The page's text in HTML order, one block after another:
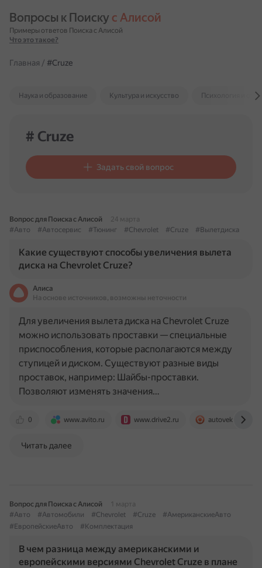
Вопросы к Поиску с Алисой
Примеры ответов Поиска с Алисой
Что это такое?
Главная / #Cruze
Наука и образование Культура и искусство Психология и
# Cruze
Задать свой вопрос
Вопрос для Поиска с Алисой
24 марта
#Авто
#Автосервис #Тюнинг #Chevrolet #Cruze #Вылетдиска
Какие существуют способы увеличения вылета
диска на Chevrolet Cruze?
Алиса
На основе источников, возможны неточности
0 www.avito.ru www.drive2.ru autovektor.su
Для увеличения вылета диска на Chevrolet Cruze
можно использовать проставки — специальные
приспособления, которые располагаются между
ступицей и диском. Существуют разные виды
проставок, например: Шайбы-проставки.
Позволяют изменять значения…
Читать далее
Вопрос для Поиска с Алисой
1 марта
#Авто
#Автомобили #Chevrolet #Cruze
#АмериканскиеАвто
#ЕвропейскиеАвто
#Комплектация
В чем разница между американскими и
европейскими версиями Chevrolet Cruze в плане